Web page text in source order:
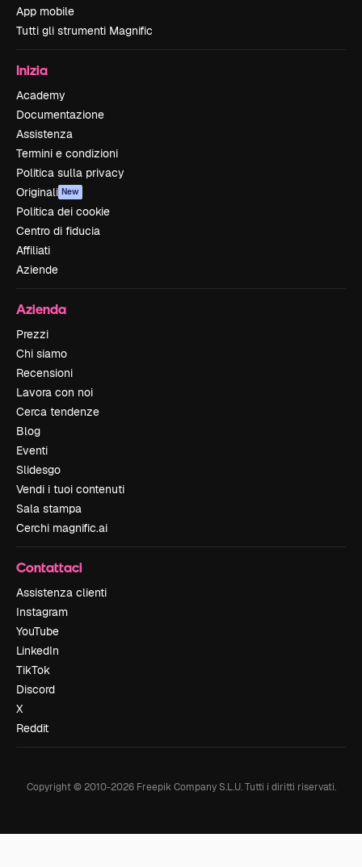
App mobile
Tutti gli strumenti Magnific
Inizia
Academy
Documentazione
Assistenza
Termini e condizioni
Politica sulla privacy
Originali New
Politica dei cookie
Centro di fiducia
Affiliati
Aziende
Azienda
Prezzi
Chi siamo
Recensioni
Lavora con noi
Cerca tendenze
Blog
Eventi
Slidesgo
Vendi i tuoi contenuti
Sala stampa
Cerchi magnific.ai
Contattaci
Assistenza clienti
Instagram
YouTube
LinkedIn
TikTok
Discord
X
Reddit
Copyright © 2010-2026Freepik Company S.L.U. Tutti i diritti riservati.